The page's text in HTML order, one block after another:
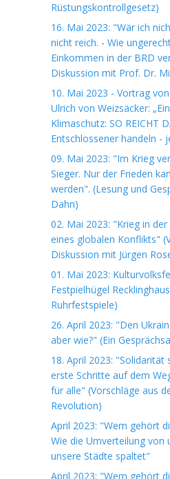
Rüstungskontrollgesetz)
16. Mai 2023: "Wär ich
nicht reich. - Wie
Einkommen in der BRD
Diskussion mit Prof. Dr.
10. Mai 2023 - Vortrag
Ulrich von Weizsäcker:
Klimaschutz: SO REICHT
Entschlossener handeln -
09. Mai 2023: "Im Krieg
Sieger. Nur der Frieden
werden". (Lesung und
Dahn)
02. Mai 2023: "Krieg in
eines globalen Konflikts"
Diskussion mit Jürgen
01. Mai 2023:
Festpielhügel
Ruhrfestspiele)
26. April 2023: "Den
aber wie?" (Ein
18. April 2023: "Solidarität
erste Schritte auf dem
für alle" (Vorschläge aus
Revolution)
April 2023: "Wem gehört
Wie die Umverteilung von
unsere Städte spaltet"
April 2023: "Wem gehört